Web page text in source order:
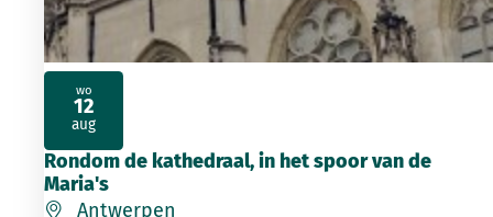
Rondom de kathedraal, in het spoor van de
Maria's
Antwerpen
wo
12
aug
2026